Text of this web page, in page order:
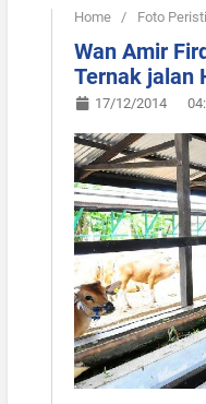
Home / Foto
Wan Amir
Ternak jalan
17/12/2014